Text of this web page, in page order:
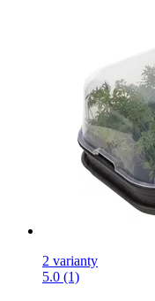
2 varianty
5.0 (1)